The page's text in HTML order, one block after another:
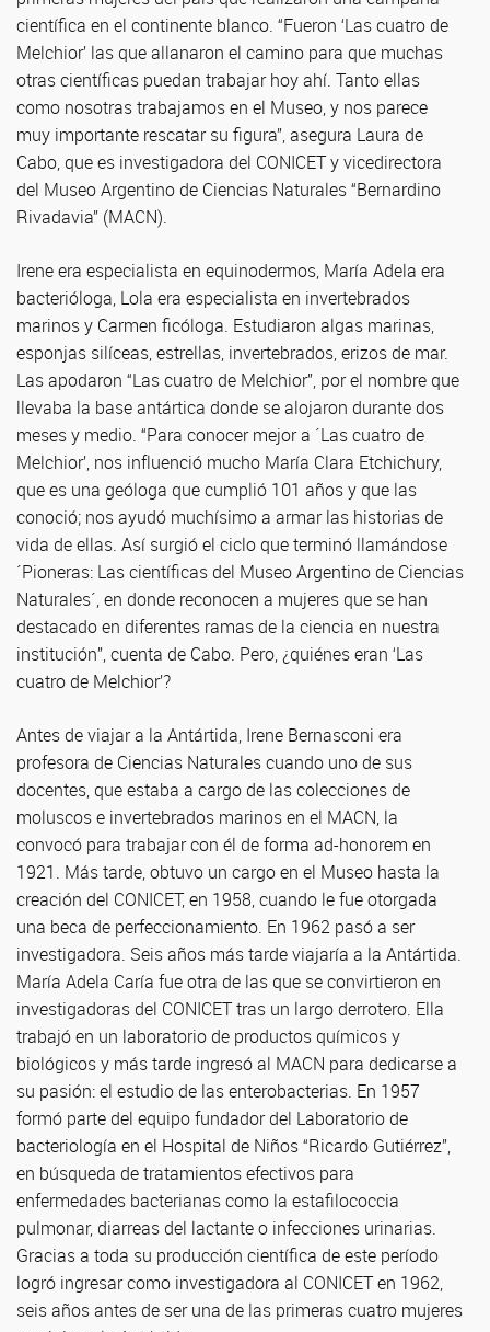
científica en el continente blanco. “Fueron ‘Las cuatro de
Melchior’ las que allanaron el camino para que muchas
otras científicas puedan trabajar hoy ahí. Tanto ellas
como nosotras trabajamos en el Museo, y nos parece
muy importante rescatar su figura”, asegura Laura de
Cabo, que es investigadora del CONICET y vicedirectora
del Museo Argentino de Ciencias Naturales “Bernardino
Rivadavia” (MACN).
Irene era especialista en equinodermos, María Adela era
bacterióloga, Lola era especialista en invertebrados
marinos y Carmen ficóloga. Estudiaron algas marinas,
esponjas silíceas, estrellas, invertebrados, erizos de mar.
Las apodaron “Las cuatro de Melchior”, por el nombre que
llevaba la base antártica donde se alojaron durante dos
meses y medio. “Para conocer mejor a ´Las cuatro de
Melchior’, nos influenció mucho María Clara Etchichury,
que es una geóloga que cumplió 101 años y que las
conoció; nos ayudó muchísimo a armar las historias de
vida de ellas. Así surgió el ciclo que terminó llamándose
´Pioneras: Las científicas del Museo Argentino de Ciencias
Naturales´, en donde reconocen a mujeres que se han
destacado en dife­rentes ramas de la ciencia en nuestra
institución”, cuenta de Cabo. Pero, ¿quiénes eran ‘Las
cuatro de Melchior’?
Antes de viajar a la Antártida, Irene Bernasconi era
profesora de Ciencias Naturales cuando uno de sus
docentes, que estaba a cargo de las colecciones de
moluscos e invertebrados marinos en el MACN, la
convocó para trabajar con él de forma ad-honorem en
1921. Más tarde, obtuvo un cargo en el Museo hasta la
creación del CONICET, en 1958, cuando le fue otorgada
una beca de perfeccionamiento. En 1962 pasó a ser
investigadora. Seis años más tarde viajaría a la Antártida.
María Adela Caría fue otra de las que se convirtieron en
investigadoras del CONICET tras un largo derrotero. Ella
trabajó en un laboratorio de productos químicos y
biológicos y más tarde ingresó al MACN para dedicarse a
su pasión: el estudio de las enterobacterias. En 1957
formó parte del equipo fundador del Laboratorio de
bacteriología en el Hospital de Niños “Ricardo Gutiérrez”,
en búsqueda de tratamientos efectivos para
enfermedades bacterianas como la estafilococcia
pulmonar, diarreas del lactante o infecciones urinarias.
Gracias a toda su producción científica de este período
logró ingresar como investigadora al CONICET en 1962,
seis años antes de ser una de las primeras cuatro mujeres